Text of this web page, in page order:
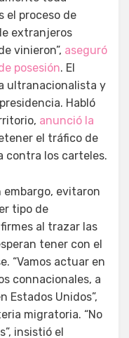
el proceso de
extranjeros
vinieron”, aseguró
posesión. El
ultranacionalista y
Habló
anunció la
el tráfico de
contra los carteles.
embargo, evitaron
tipo de
al trazar las
tener con el
“Vamos actuar en
connacionales, a
Estados Unidos”,
migratoria. “No
insistió el